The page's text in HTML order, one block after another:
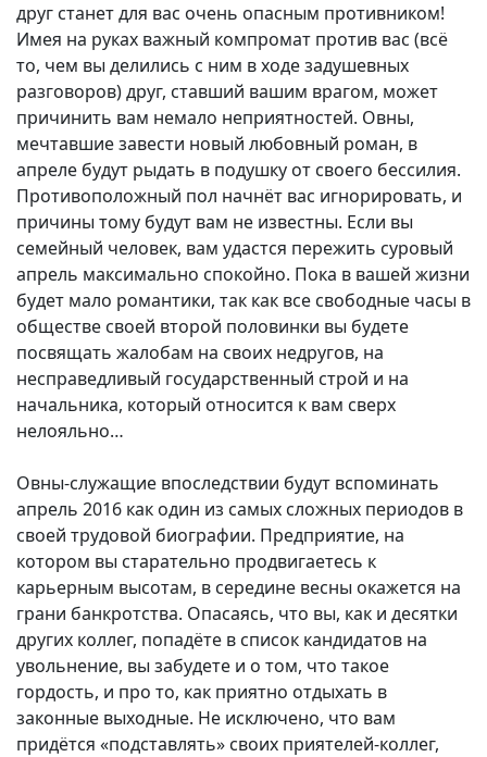
друг станет для вас очень опасным противником!
Имея на руках важный компромат против вас (всё
то, чем вы делились с ним в ходе задушевных
разговоров) друг, ставший вашим врагом, может
причинить вам немало неприятностей. Овны,
мечтавшие завести новый любовный роман, в
апреле будут рыдать в подушку от своего бессилия.
Противоположный пол начнёт вас игнорировать, и
причины тому будут вам не известны. Если вы
семейный человек, вам удастся пережить суровый
апрель максимально спокойно. Пока в вашей жизни
будет мало романтики, так как все свободные часы в
обществе своей второй половинки вы будете
посвящать жалобам на своих недругов, на
несправедливый государственный строй и на
начальника, который относится к вам сверх
нелояльно…
Овны-служащие впоследствии будут вспоминать
апрель 2016 как один из самых сложных периодов в
своей трудовой биографии. Предприятие, на
котором вы старательно продвигаетесь к
карьерным высотам, в середине весны окажется на
грани банкротства. Опасаясь, что вы, как и десятки
других коллег, попадёте в список кандидатов на
увольнение, вы забудете и о том, что такое
гордость, и про то, как приятно отдыхать в
законные выходные. Не исключено, что вам
придётся «подставлять» своих приятелей-коллег,